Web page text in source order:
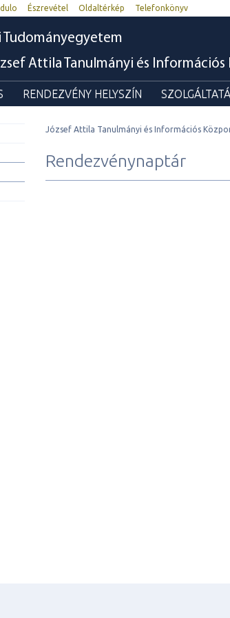
Észrevétel Oldaltérkép Telefonkönyv
Tudományegyetem
Attila Tanulmányi és
RENDEZVÉNY HELYSZÍN
József Attila Tanulmányi és Információs
Rendezvénynaptár